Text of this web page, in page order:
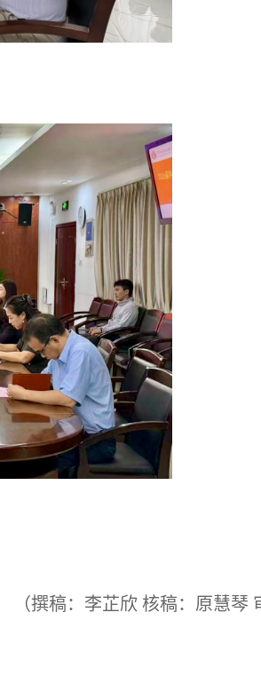
（撰稿：李芷欣 核稿：原慧琴